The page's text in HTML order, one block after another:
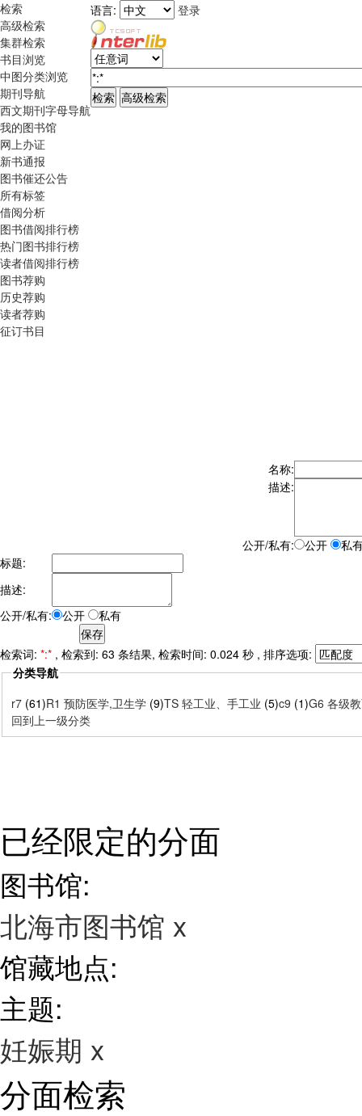
检索
高级检索
集群检索
书目浏览
中图分类浏览
期刊导航
西文期刊字母导航
我的图书馆
网上办证
新书通报
图书催还公告
所有标签
借阅分析
图书借阅排行榜
热门图书排行榜
读者借阅排行榜
图书荐购
历史荐购
读者荐购
征订书目
语言: 登录
名称:
描述:
公开/私有: 公开
私
标题:
描述:
公开/私有:
公开 私有
检索词: *:* , 检索到: 63 条结果, 检索时间: 0.024 秒 , 排序选项:
分类导航
r7 (61)R1 预防医学,卫生学 (9)TS 轻工业、手工业 (5)c9 (1)G6 各级
回到上一级分类
已经限定的分面
图书馆:
北海市图书馆 x
馆藏地点:
主题:
妊娠期 x
分面检索